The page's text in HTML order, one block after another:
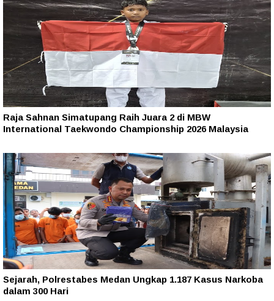
Raja Sahnan Simatupang Raih Juara 2 di MBW
International Taekwondo Championship 2026 Malaysia
Sejarah, Polrestabes Medan Ungkap 1.187 Kasus Narkoba
dalam 300 Hari